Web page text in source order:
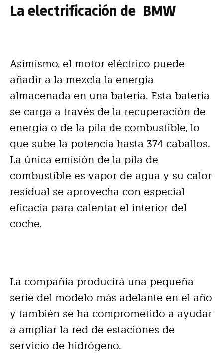
La electrificación de BMW
Asimismo, el motor eléctrico puede
añadir a la mezcla la energía
almacenada en una batería. Esta batería
se carga a través de la recuperación de
energía o de la pila de combustible, lo
que sube la potencia hasta 374 caballos.
La única emisión de la pila de
combustible es vapor de agua y su calor
residual se aprovecha con especial
eficacia para calentar el interior del
coche.
La compañía producirá una pequeña
serie del modelo más adelante en el año
y también se ha comprometido a ayudar
a ampliar la red de estaciones de
servicio de hidrógeno.